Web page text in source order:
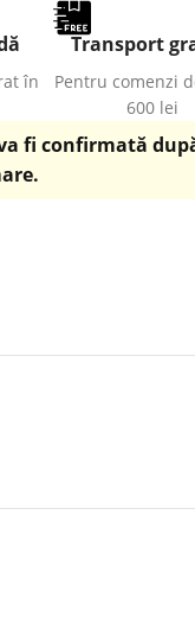
în
Transport
Pentru comenzi
600 lei
fi confirmată